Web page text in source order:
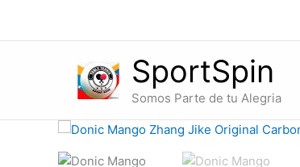
SportSpin
Somos Parte de tu Alegria